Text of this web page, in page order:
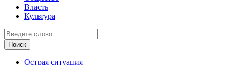
Власть
Культура
Острая ситуация